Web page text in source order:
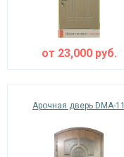
от 23,000руб.
Арочная дверь DMA-11